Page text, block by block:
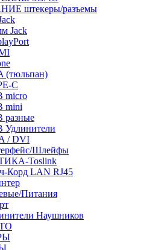
штекеры/разъемы
Jack
(тюльпан)
C
micro
mini
/ DVI
Шлейфы
Toslink
Корд LAN RJ45
Питания
Наушников